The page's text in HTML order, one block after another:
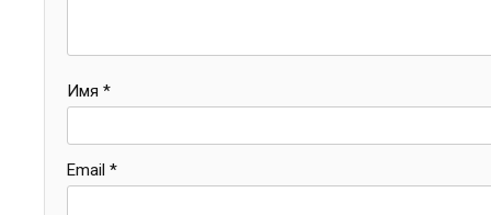
Имя *
Email *